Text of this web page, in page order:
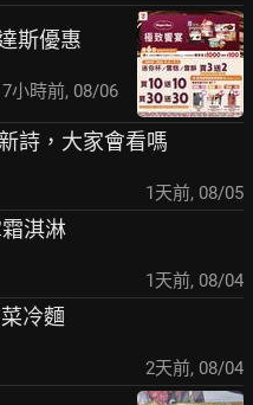
斯優惠
7小時前, 08/06
詩，大家會看嗎
1天前, 08/05
淇淋
1天前, 08/04
冷麵
2天前, 08/04